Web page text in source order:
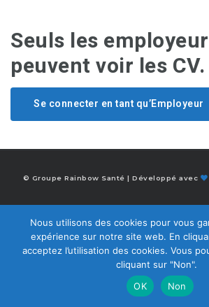
Seuls les
peuvent voir les CV.
Se connecter en tant qu’Employeur
© Groupe Rainbow Santé | Développé avec
Nous utilisons des cookies pour vous
expérience sur notre site web. En
acceptez l’utilisation des cookies. Vous
cliquant sur "Non".
OK
Non